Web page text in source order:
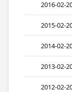
2016-02-
2015-02-
2014-02-
2013-02-
2012-02-